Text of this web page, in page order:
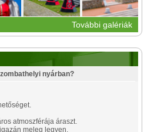
További galériák
nyárban?
atmoszférája áraszt.
meleg legyen.